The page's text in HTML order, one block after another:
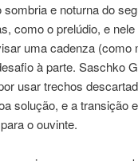
sombria e noturna do
como o prelúdio, e
uma cadenza (como
à parte. Saschko
usar trechos
solução, e a transição
o ouvinte.